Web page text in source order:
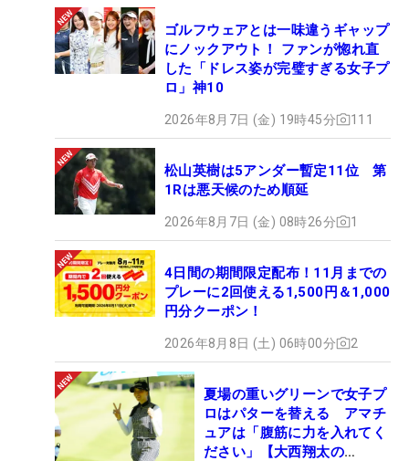
ゴルフウェアとは一味違うギャップ
にノックアウト！ ファンが惚れ直
した「ドレス姿が完璧すぎる女子プ
ロ」神10
2026年8月7日 (金) 19時45分 111
松山英樹は5アンダー暫定11位 第
1Rは悪天候のため順延
2026年8月7日 (金) 08時26分 1
4日間の期間限定配布！11月までの
プレーに2回使える1,500円＆1,000
円分クーポン！
2026年8月8日 (土) 06時00分 2
夏場の重いグリーンで女子プ
ロはパターを替える アマチ
ュアは「腹筋に力を入れてく
ださい」【大西翔太の